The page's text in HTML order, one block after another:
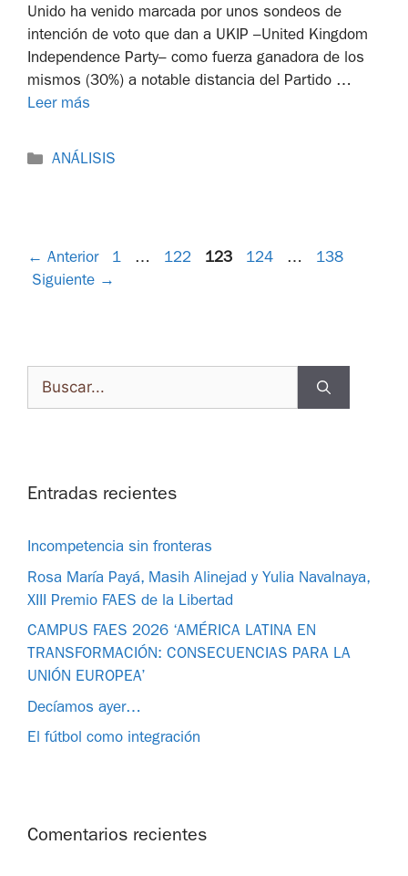
Unido ha venido marcada por unos sondeos de
intención de voto que dan a UKIP –United Kingdom
Independence Party– como fuerza ganadora de los
mismos (30%) a notable distancia del Partido …
Leer más
ANÁLISIS
← Anterior 1 … 122 123 124 …
138
Siguiente →
Entradas recientes
Incompetencia sin fronteras
Rosa María Payá, Masih Alinejad y Yulia Navalnaya,
XIII Premio FAES de la Libertad
CAMPUS FAES 2026 ‘AMÉRICA LATINA EN
TRANSFORMACIÓN: CONSECUENCIAS PARA LA
UNIÓN EUROPEA’
Decíamos ayer…
El fútbol como integración
Comentarios recientes